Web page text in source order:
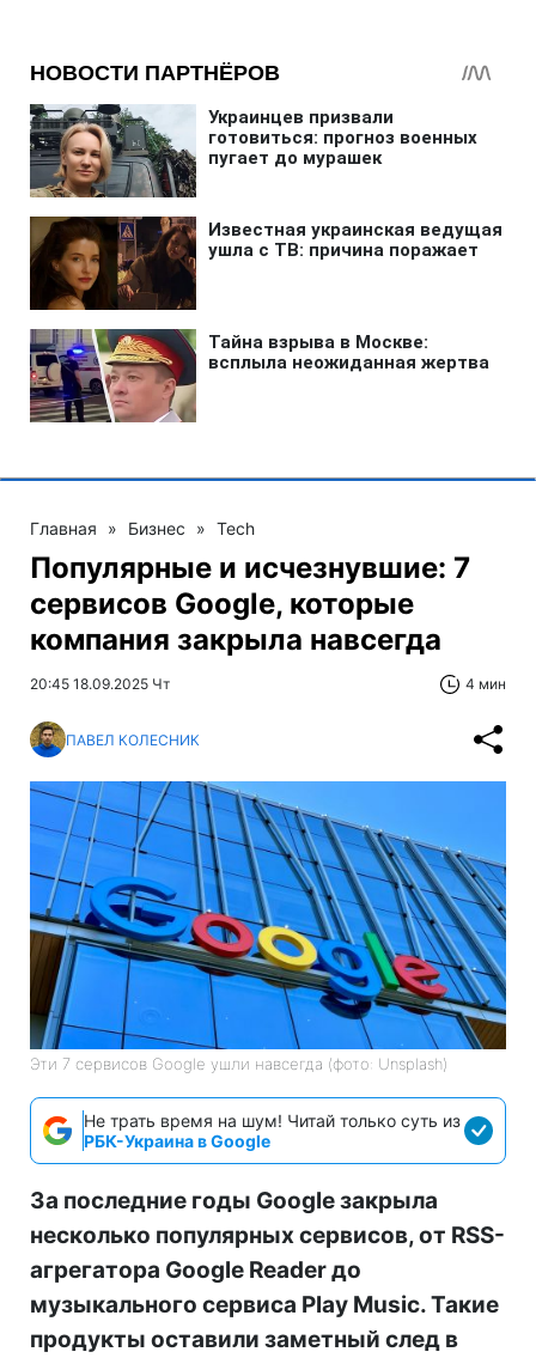
Главная » Бизнес » Tech
Популярные и исчезнувшие: 7
сервисов Google, которые
компания закрыла навсегда
20:45 18.09.2025 Чт 4 мин
ПАВЕЛ КОЛЕСНИК
Эти 7 сервисов Google ушли навсегда (фото: Unsplash)
Не трать время на шум! Читай только суть из
РБК-Украина в Google
За последние годы Google закрыла
несколько популярных сервисов, от RSS-
агрегатора Google Reader до
музыкального сервиса Play Music. Такие
продукты оставили заметный след в